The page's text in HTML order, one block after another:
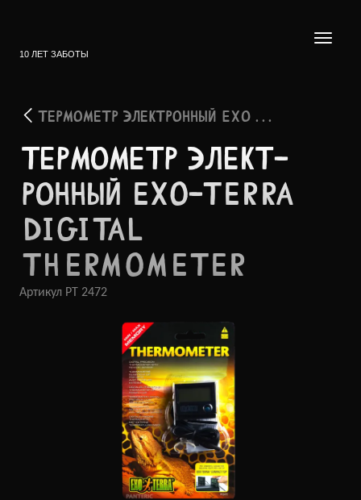
10 ЛЕТ ЗАБОТЫ
ТЕРМОМЕТР ЭЛЕКТРОННЫЙ EXO . . .
ТЕРМО­МЕТР ЭЛЕКТ­
РОННЫЙ EXO-TERRA
DIGITAL
THERMOMETER
Артикул PT 2472